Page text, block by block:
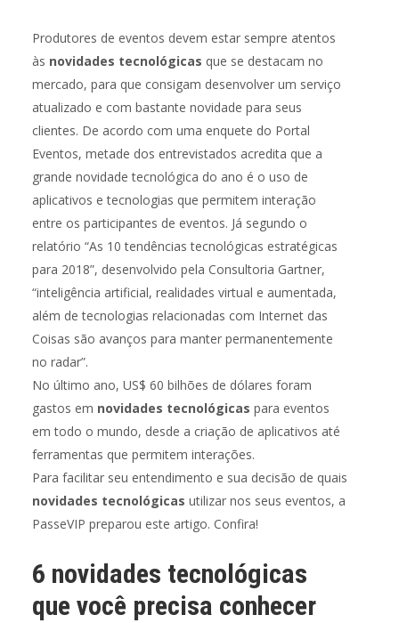
Produtores de eventos devem estar sempre atentos
às novidades tecnológicas que se destacam no
mercado, para que consigam desenvolver um serviço
atualizado e com bastante novidade para seus
clientes. De acordo com uma enquete do Portal
Eventos, metade dos entrevistados acredita que a
grande novidade tecnológica do ano é o uso de
aplicativos e tecnologias que permitem interação
entre os participantes de eventos. Já segundo o
relatório “As 10 tendências tecnológicas estratégicas
para 2018”, desenvolvido pela Consultoria Gartner,
“inteligência artificial, realidades virtual e aumentada,
além de tecnologias relacionadas com Internet das
Coisas são avanços para manter permanentemente
no radar”.
No último ano, US$ 60 bilhões de dólares foram
gastos em novidades tecnológicas para eventos
em todo o mundo, desde a criação de aplicativos até
ferramentas que permitem interações.
Para facilitar seu entendimento e sua decisão de quais
novidades tecnológicas utilizar nos seus eventos, a
PasseVIP preparou este artigo. Confira!
6 novidades tecnológicas
que você precisa conhecer